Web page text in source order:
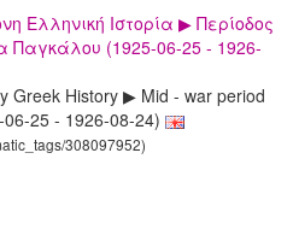
Ελληνική Ιστορία ▶ Περίοδος
Παγκάλου (1925-06-25 - 1926-
Greek History ▶ Mid - war period
25 - 1926-08-24)
308097952)